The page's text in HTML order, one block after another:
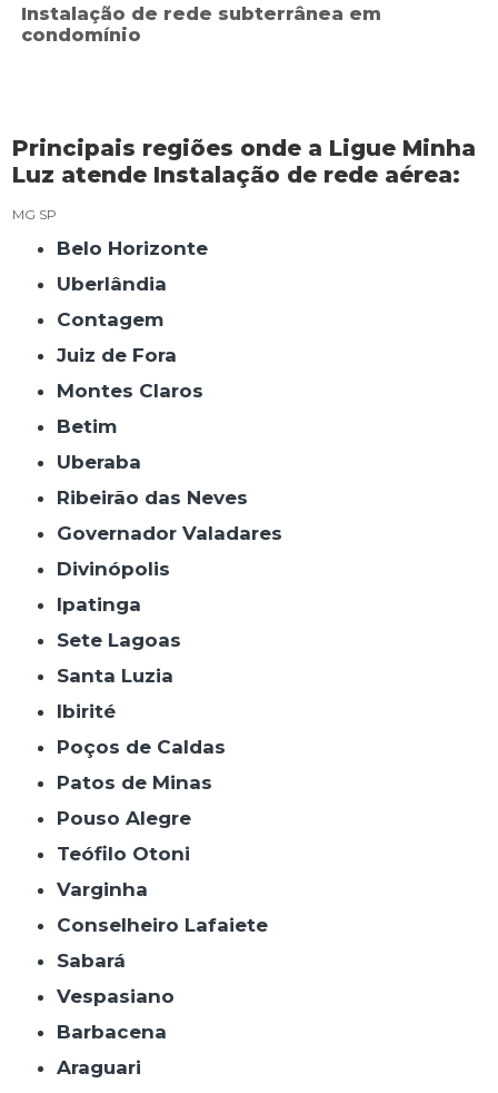
Instalação de rede subterrânea em
condomínio
Principais regiões onde a Ligue Minha
Luz atende Instalação de rede aérea:
MG SP
Belo Horizonte
Uberlândia
Contagem
Juiz de Fora
Montes Claros
Betim
Uberaba
Ribeirão das Neves
Governador Valadares
Divinópolis
Ipatinga
Sete Lagoas
Santa Luzia
Ibirité
Poços de Caldas
Patos de Minas
Pouso Alegre
Teófilo Otoni
Varginha
Conselheiro Lafaiete
Sabará
Vespasiano
Barbacena
Araguari